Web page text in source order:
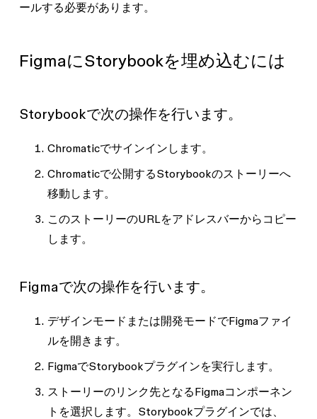
ールする必要があります。
FigmaにStorybookを埋め込むには
Storybookで次の操作を行います。
Chromaticでサインインします。
Chromaticで公開するStorybookのストーリーへ
移動します。
このストーリーのURLをアドレスバーからコピー
します。
Figmaで次の操作を行います。
デザインモードまたは開発モードでFigmaファイ
ルを開きます。
FigmaでStorybookプラグインを実行します。
ストーリーのリンク先となるFigmaコンポーネン
トを選択します。Storybookプラグインでは、